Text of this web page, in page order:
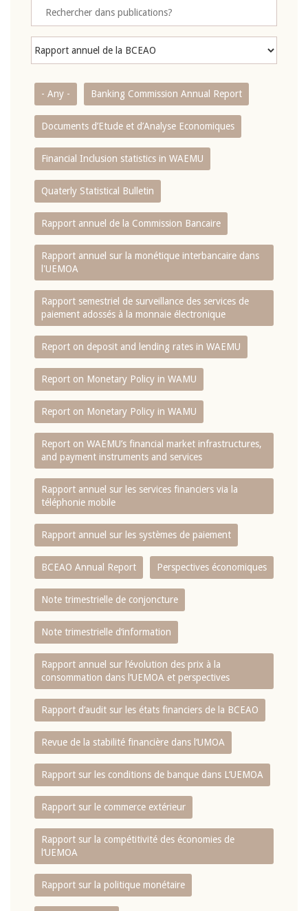
- Any - Banking Commission Annual Report
Documents d’Etude et d’Analyse Economiques
Financial Inclusion statistics in WAEMU
Quaterly Statistical Bulletin
Rapport annuel de la Commission Bancaire
Rapport annuel sur la monétique interbancaire dans
l'UEMOA
Rapport semestriel de surveillance des services de
paiement adossés à la monnaie électronique
Report on deposit and lending rates in WAEMU
Report on Monetary Policy in WAMU
Report on Monetary Policy in WAMU
Report on WAEMU’s financial market infrastructures,
and payment instruments and services
Rapport annuel sur les services financiers via la
téléphonie mobile
Rapport annuel sur les systèmes de paiement
BCEAO Annual Report Perspectives économiques
Note trimestrielle de conjoncture
Note trimestrielle d‘information
Rapport annuel sur l‘évolution des prix à la
consommation dans l‘UEMOA et perspectives
Rapport d‘audit sur les états financiers de la BCEAO
Revue de la stabilité financière dans l‘UMOA
Rapport sur les conditions de banque dans L‘UEMOA
Rapport sur le commerce extérieur
Rapport sur la compétitivité des économies de
l‘UEMOA
Rapport sur la politique monétaire